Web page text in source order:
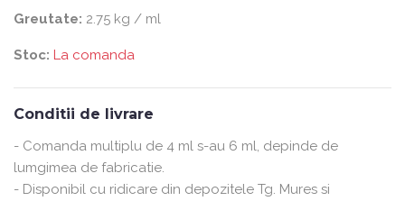
Greutate: 2.75 kg / ml
Stoc: La comanda
Conditii de livrare
- Comanda multiplu de 4 ml s-au 6 ml, depinde de
lumgimea de fabricatie.
- Disponibil cu ridicare din depozitele Tg. Mures si